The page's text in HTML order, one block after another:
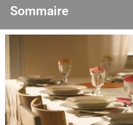
Sommaire